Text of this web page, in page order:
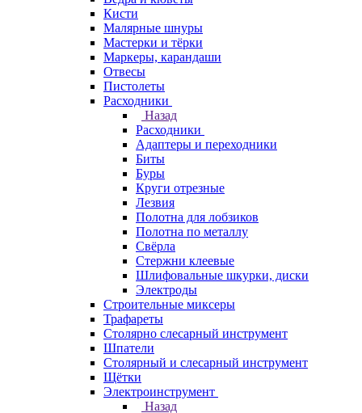
Кисти
Малярные шнуры
Мастерки и тёрки
Маркеры, карандаши
Отвесы
Пистолеты
Расходники
Назад
Расходники
Адаптеры и переходники
Биты
Буры
Круги отрезные
Лезвия
Полотна для лобзиков
Полотна по металлу
Свёрла
Стержни клеевые
Шлифовальные шкурки, диски
Электроды
Строительные миксеры
Трафареты
Столярно слесарный инструмент
Шпатели
Столярный и слесарный инструмент
Щётки
Электроинструмент
Назад